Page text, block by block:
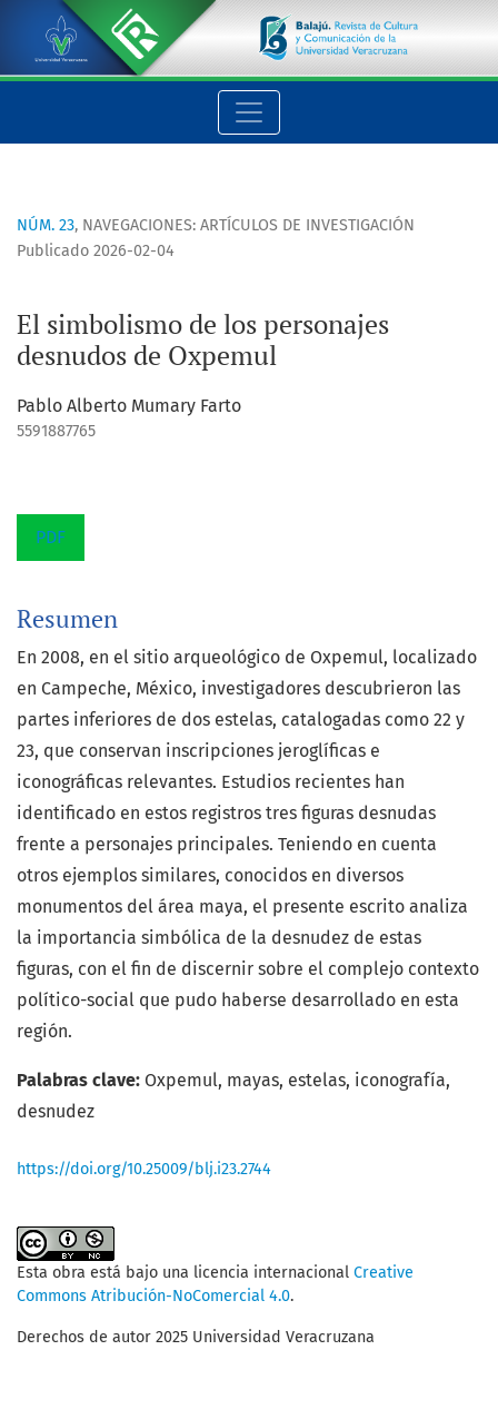
El simbolismo de los personajes desnudos de Oxpemul
NÚM. 23, NAVEGACIONES: ARTÍCULOS DE INVESTIGACIÓN
El simbolismo de los personajes
desnudos de Oxpemul
Publicado 2026-02-04
Pablo Alberto Mumary Farto
5591887765
PDF
Resumen
En 2008, en el sitio arqueológico de Oxpemul, localizado
en Campeche, México, investigadores descubrieron las
partes inferiores de dos estelas, catalogadas como 22 y
23, que conservan inscripciones jeroglíficas e
iconográficas relevantes. Estudios recientes han
identificado en estos registros tres figuras desnudas
frente a personajes principales. Teniendo en cuenta
otros ejemplos similares, conocidos en diversos
monumentos del área maya, el presente escrito analiza
la importancia simbólica de la desnudez de estas
figuras, con el fin de discernir sobre el complejo contexto
político-social que pudo haberse desarrollado en esta
región.
Palabras clave: Oxpemul, mayas, estelas, iconografía,
desnudez
https://doi.org/10.25009/blj.i23.2744
Esta obra está bajo una licencia internacional Creative
Commons Atribución-NoComercial 4.0.
Derechos de autor 2025 Universidad Veracruzana